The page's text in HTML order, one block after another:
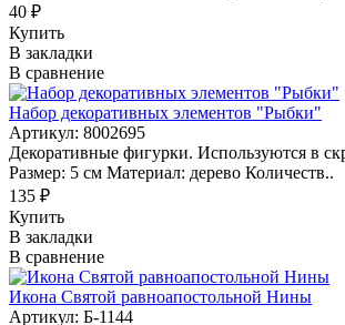
40 ₽
Купить
В закладки
В сравнение
Набор декоративных элементов "Рыбки"
Артикул: 8002695
Декоративные фигурки. Используются в
Размер: 5 см Материал: дерево Количеств..
135 ₽
Купить
В закладки
В сравнение
Икона Святой равноапостольной Нины
Артикул: Б-1144